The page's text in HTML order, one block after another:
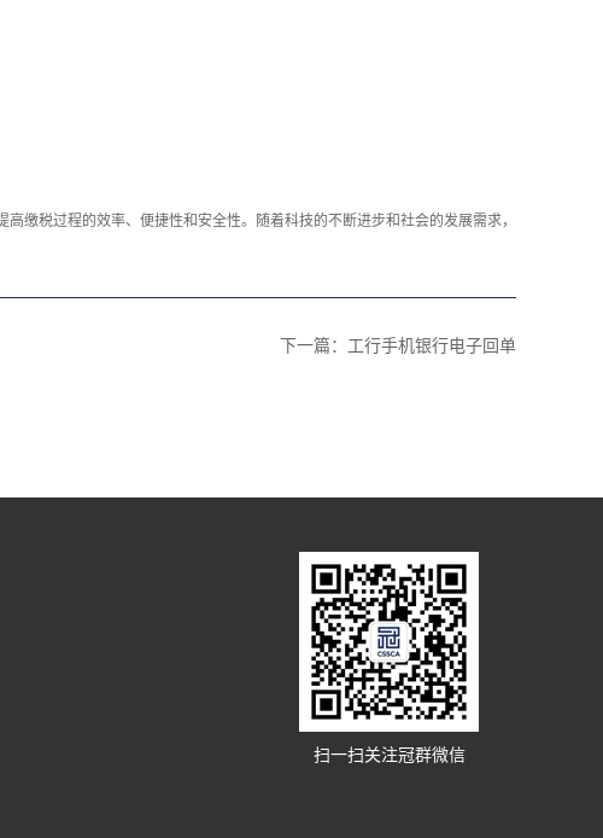
缴税过程的效率、便捷性和安全性。随着科技的不断进步和社会的发展需求，
下一篇： 工行手机银行电子回单
扫一扫关注冠群微信